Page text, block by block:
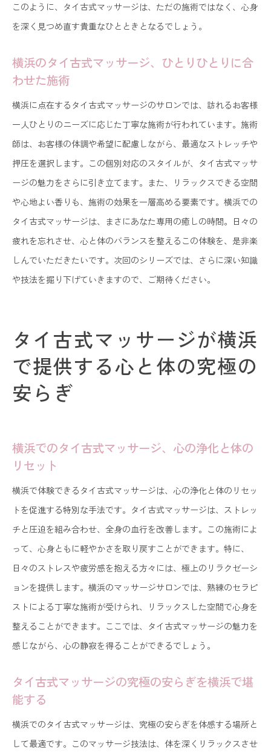
このように、タイ古式マッサージは、ただの施術ではなく、心身
を深く見つめ直す貴重なひとときとなるでしょう。
横浜のタイ古式マッサージ、ひとりひとりに合
わせた施術
横浜に点在するタイ古式マッサージのサロンでは、訪れるお客様
一人ひとりのニーズに応じた丁寧な施術が行われています。施術
師は、お客様の体調や希望に配慮しながら、最適なストレッチや
押圧を選択します。この個別対応のスタイルが、タイ古式マッサ
ージの魅力をさらに引き立てます。また、リラックスできる空間
や心地よい香りも、施術の効果を一層高める要素です。横浜での
タイ古式マッサージは、まさにあなた専用の癒しの時間。日々の
疲れを忘れさせ、心と体のバランスを整えるこの体験を、是非楽
しんでいただきたいです。次回のシリーズでは、さらに深い知識
や技法を掘り下げていきますので、ご期待ください。
タイ古式マッサージが横浜
で提供する心と体の究極の
安らぎ
横浜でのタイ古式マッサージ、心の浄化と体の
リセット
横浜で体験できるタイ古式マッサージは、心の浄化と体のリセッ
トを促進する特別な手法です。タイ古式マッサージは、ストレッ
チと圧迫を組み合わせ、全身の血行を改善します。この施術によ
って、心身ともに軽やかさを取り戻すことができます。特に、
日々のストレスや疲労感を抱える方々には、極上のリラクゼーシ
ョンを提供します。横浜のマッサージサロンでは、熟練のセラピ
ストによる丁寧な施術が受けられ、リラックスした空間で心身を
整えることができます。ここでは、タイ古式マッサージの魅力を
感じながら、心の静寂を得ることができるでしょう。
タイ古式マッサージの究極の安らぎを横浜で堪
能する
横浜でのタイ古式マッサージは、究極の安らぎを体感する場所と
して最適です。このマッサージ技法は、体を深くリラックスさせ